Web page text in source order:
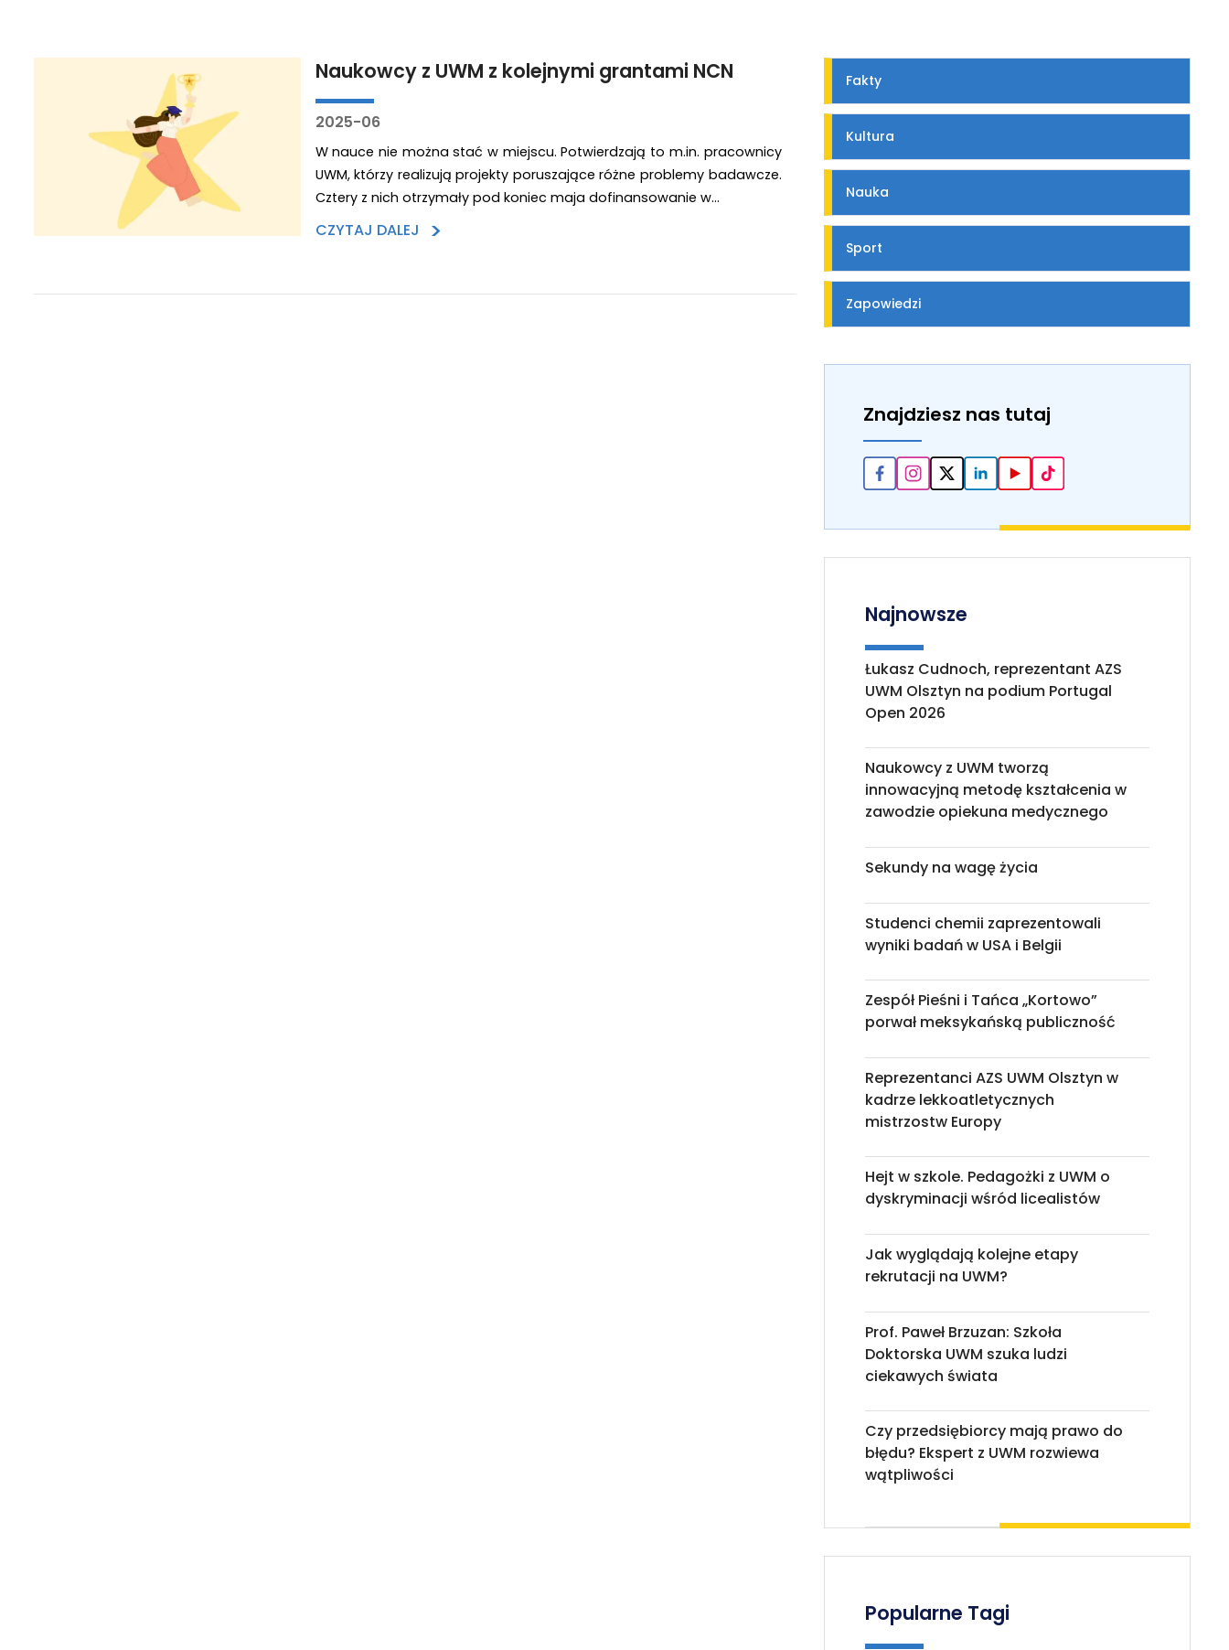
Naukowcy z UWM z kolejnymi grantami NCN
2025-06
W nauce nie można stać w miejscu. Potwierdzają to m.in. pracownicy
UWM, którzy realizują projekty poruszające różne problemy badawcze.
Cztery z nich otrzymały pod koniec maja dofinansowanie w…
CZYTAJ DALEJ >
Fakty
Kultura
Nauka
Sport
Zapowiedzi
Znajdziesz nas tutaj
Najnowsze
Łukasz Cudnoch, reprezentant AZS
UWM Olsztyn na podium Portugal
Open 2026
Naukowcy z UWM tworzą
innowacyjną metodę kształcenia w
zawodzie opiekuna medycznego
Sekundy na wagę życia
Studenci chemii zaprezentowali
wyniki badań w USA i Belgii
Zespół Pieśni i Tańca „Kortowo”
porwał meksykańską publiczność
Reprezentanci AZS UWM Olsztyn w
kadrze lekkoatletycznych
mistrzostw Europy
Hejt w szkole. Pedagożki z UWM o
dyskryminacji wśród licealistów
Jak wyglądają kolejne etapy
rekrutacji na UWM?
Prof. Paweł Brzuzan: Szkoła
Doktorska UWM szuka ludzi
ciekawych świata
Czy przedsiębiorcy mają prawo do
błędu? Ekspert z UWM rozwiewa
wątpliwości
Popularne Tagi